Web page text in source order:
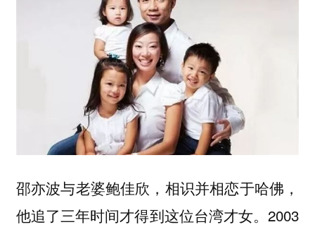
邵亦波与老婆鲍佳欣，相识并相恋于哈佛，
他追了三年时间才得到这位台湾才女。2003